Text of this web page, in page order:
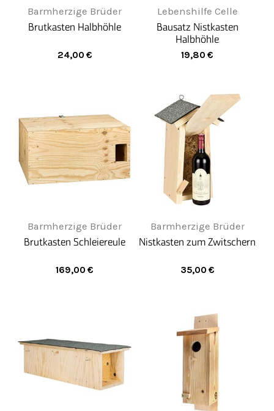
Barmherzige Brüder
Brutkasten Halbhöhle
24,00 €
Lebenshilfe Celle
Bausatz Nistkasten
Halbhöhle
19,80 €
Barmherzige Brüder
Brutkasten Schleiereule
169,00 €
Barmherzige Brüder
Nistkasten zum Zwitschern
35,00 €